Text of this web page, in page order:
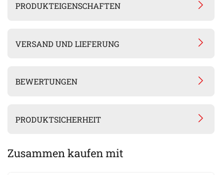
PRODUKTEIGENSCHAFTEN
VERSAND UND LIEFERUNG
BEWERTUNGEN
PRODUKTSICHERHEIT
Zusammen kaufen mit